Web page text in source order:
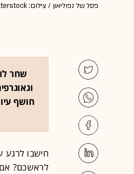
פסל של נפוליאון / צילום: Shutterstock
שחר
חושף
חישבו לרגע